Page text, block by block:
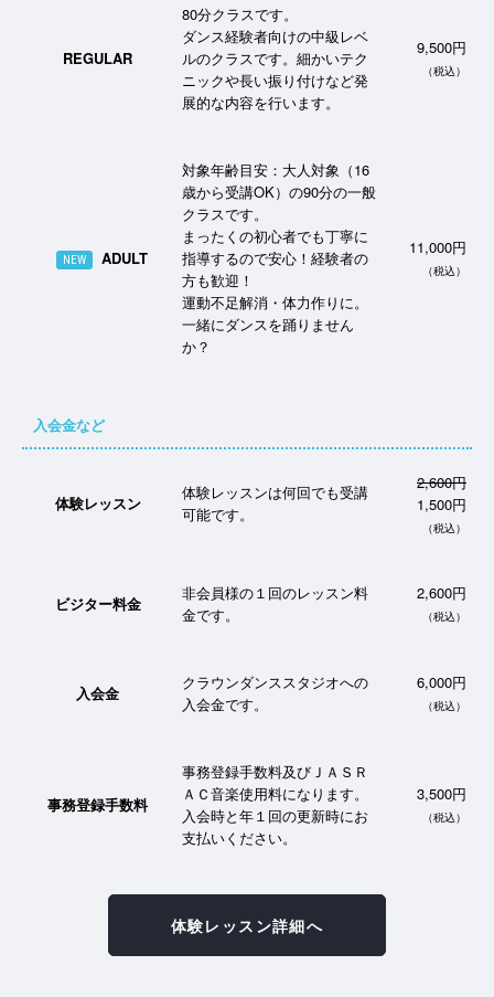
REGULAR
80分クラスです。
ダンス経験者向けの中級レベ
ルのクラスです。細かいテク
ニックや長い振り付けなど発
展的な内容を行います。
9,500円
（税込）
NEW ADULT
対象年齢目安：大人対象（16
歳から受講OK）の90分の一般
クラスです。
まったくの初心者でも丁寧に
指導するので安心！経験者の
方も歓迎！
運動不足解消・体力作りに。
一緒にダンスを踊りません
か？
11,000円
（税込）
入会金など
体験レッスン
体験レッスンは何回でも受講
可能です。
2,600円
1,500円
（税込）
ビジター料金
非会員様の１回のレッスン料
金です。
2,600円
（税込）
入会金
クラウンダンススタジオへの
入会金です。
6,000円
（税込）
事務登録手数料
事務登録手数料及びＪＡＳＲ
ＡＣ音楽使用料になります。
入会時と年１回の更新時にお
支払いください。
3,500円
（税込）
体験レッスン詳細へ